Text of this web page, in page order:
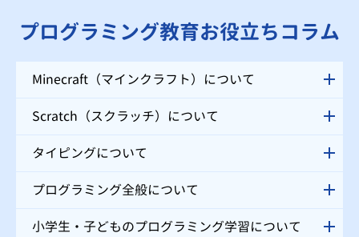
プログラミング教育お役立ちコラム
Minecraft（マインクラフト）について
Scratch（スクラッチ）について
タイピングについて
プログラミング全般について
小学生・子どものプログラミング学習について